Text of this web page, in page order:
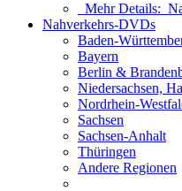
Mehr Details:
Nahverkehrs-DVDs
Baden-
Bayern
Berlin &
Niedersachsen,
Nordrhein-
Sachsen
Sachsen-Anhalt
Thüringen
Andere Regionen